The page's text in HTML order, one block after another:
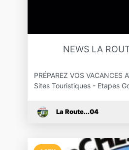
NEWS LA
PRÉPAREZ VOS
Sites Touristiques - Etapes
La Route...04